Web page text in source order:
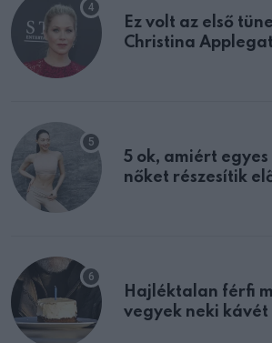
Ez volt az első
Christina
5 ok, amiért
nőket részesítik
Hajléktalan férfi
vegyek neki kávét